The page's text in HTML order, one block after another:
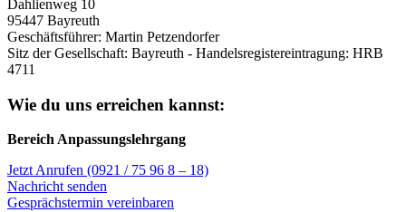
Dahlienweg 10
95447 Bayreuth
Geschäftsführer: Martin Petzendorfer
Sitz der Gesellschaft: Bayreuth - Handelsregistereintragung: HRB
4711
Wie du uns erreichen kannst:
Bereich Anpassungslehrgang
Jetzt Anrufen (0921 / 75 96 8 – 18)
Nachricht senden
Gesprächstermin vereinbaren